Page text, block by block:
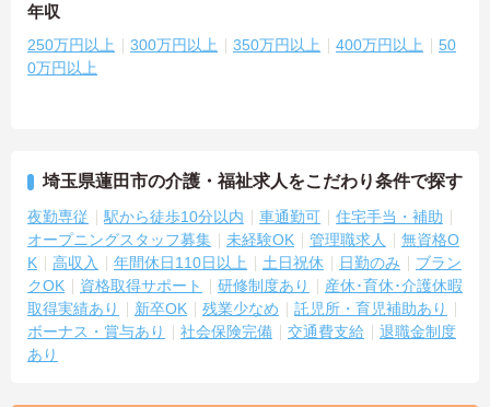
年収
250万円以上 300万円以上 350万円以上 400万円以上
50
0万円以上
埼玉県蓮田市の介護・福祉求人をこだわり条件で探す
夜勤専従 駅から徒歩10分以内 車通勤可
住宅手当・補助
オープニングスタッフ募集
未経験OK 管理職求人
無資格O
K
高収入 年間休日110日以上 土日祝休 日勤のみ
ブラン
クOK
資格取得サポート 研修制度あり
産休･育休･介護休暇
取得実績あり
新卒OK 残業少なめ
託児所・育児補助あり
ボーナス・賞与あり
社会保険完備 交通費支給
退職金制度
あり